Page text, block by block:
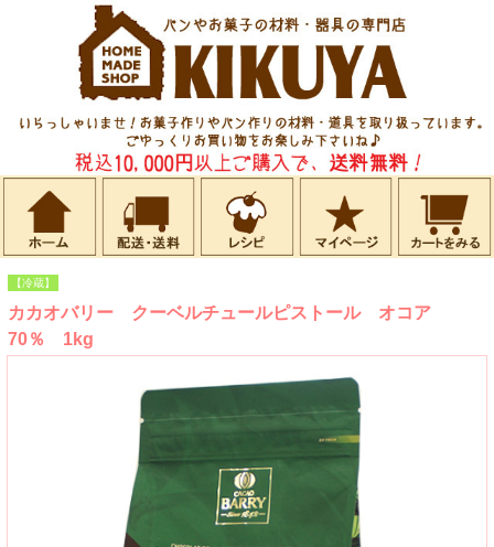
【冷蔵】
カカオバリー クーベルチュールピストール オコア
70％ 1kg